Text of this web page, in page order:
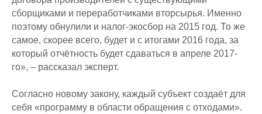
сборщиками и переработчиками вторсырья. Именно
поэтому обнулили и налог-экосбор на 2015 год. То же
самое, скорее всего, будет и с итогами 2016 года, за
который отчётность будет сдаваться в апреле 2017-
го», – рассказал эксперт.
Согласно новому закону, каждый субъект создаёт для
себя «программу в области обращения с отходами».